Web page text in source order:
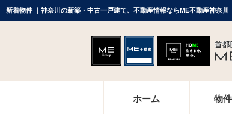
新着物件 ｜神奈川の新築・中古一戸建て、不動産情報ならME不動産神奈川
ホーム 物